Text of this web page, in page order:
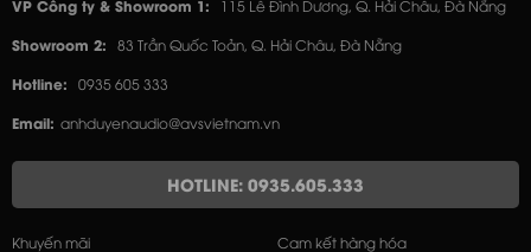
VP Công ty & Showroom 1: 115 Lê Đình Dương, Q. Hải Châu, Đà Nẵng
Showroom 2: 83 Trần Quốc Toản, Q. Hải Châu, Đà Nẵng
Hotline: 0935 605 333
Email: anhduyenaudio@avsvietnam.vn
HOTLINE: 0935.605.333
Khuyến mãi Cam kết hàng hóa